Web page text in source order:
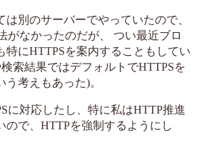
は別のサーバーでやっていたので、
がなかったのだが、 つい最近ブロ
特にHTTPSを案内することもしてい
索結果ではデフォルトでHTTPSを
考えもあった)。
に対応したし、特に私はHTTP推進
ので、HTTPを強制するようにし